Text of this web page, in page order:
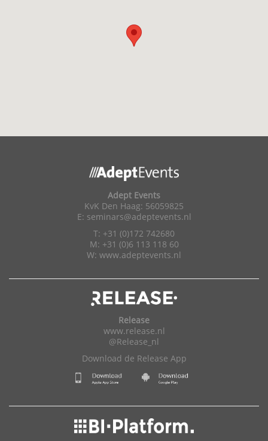
Adept Events
KvK Den Haag: 56059825
E: seminars@adeptevents.nl
T: +31 (0)172 742680
M: +31 (0)6 113 118 60
W: www.adeptevents.nl
Release
www.release.nl
@Release_nl
Download de Release App